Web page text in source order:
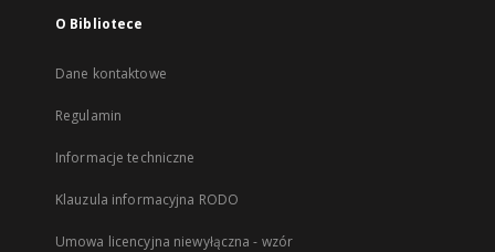
O Bibliotece
Dane kontaktowe
Regulamin
Informacje techniczne
Klauzula informacyjna RODO
Umowa licencyjna niewyłączna - wzór